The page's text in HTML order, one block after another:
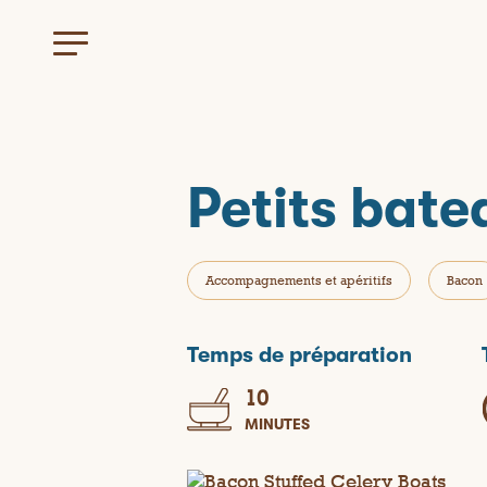
Petits
Accompagnements et apéritifs Bacon
Temps de préparation
10
MINUTES